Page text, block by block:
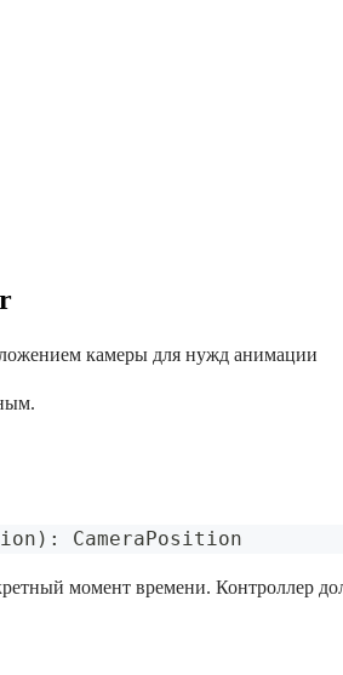
камеры для нужд анимации
) : CameraPosition
момент времени. Контроллер